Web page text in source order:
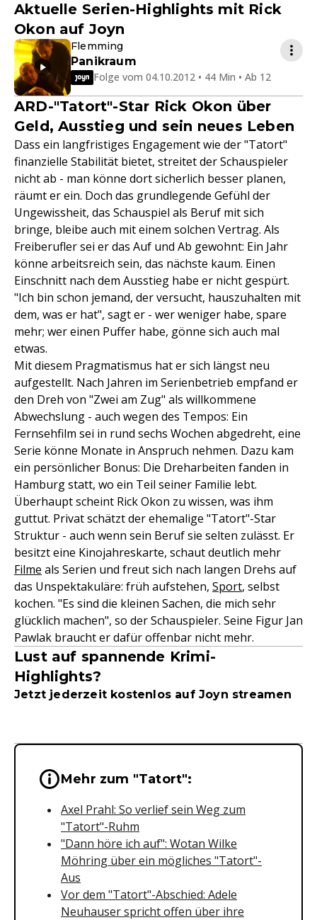
Aktuelle Serien-Highlights mit Rick
Okon auf Joyn
Flemming
Panikraum
Folge vom 04.10.2012 • 44 Min • Ab 12
ARD-"Tatort"-Star Rick Okon über
Geld, Ausstieg und sein neues Leben
Dass ein langfristiges Engagement wie der "Tatort"
finanzielle Stabilität bietet, streitet der Schauspieler
nicht ab - man könne dort sicherlich besser planen,
räumt er ein. Doch das grundlegende Gefühl der
Ungewissheit, das Schauspiel als Beruf mit sich
bringe, bleibe auch mit einem solchen Vertrag. Als
Freiberufler sei er das Auf und Ab gewohnt: Ein Jahr
könne arbeitsreich sein, das nächste kaum. Einen
Einschnitt nach dem Ausstieg habe er nicht gespürt.
"Ich bin schon jemand, der versucht, hauszuhalten mit
dem, was er hat", sagt er - wer weniger habe, spare
mehr; wer einen Puffer habe, gönne sich auch mal
etwas.
Mit diesem Pragmatismus hat er sich längst neu
aufgestellt. Nach Jahren im Serienbetrieb empfand er
den Dreh von "Zwei am Zug" als willkommene
Abwechslung - auch wegen des Tempos: Ein
Fernsehfilm sei in rund sechs Wochen abgedreht, eine
Serie könne Monate in Anspruch nehmen. Dazu kam
ein persönlicher Bonus: Die Dreharbeiten fanden in
Hamburg statt, wo ein Teil seiner Familie lebt.
Überhaupt scheint Rick Okon zu wissen, was ihm
guttut. Privat schätzt der ehemalige "Tatort"-Star
Struktur - auch wenn sein Beruf sie selten zulässt. Er
besitzt eine Kinojahres­karte, schaut deutlich mehr
Filme als Serien und freut sich nach langen Drehs auf
das Unspektakuläre: früh aufstehen, Sport, selbst
kochen. "Es sind die kleinen Sachen, die mich sehr
glücklich machen", so der Schauspieler. Seine Figur Jan
Pawlak braucht er dafür offenbar nicht mehr.
Lust auf spannende Krimi-
Highlights?
Jetzt jederzeit kostenlos auf Joyn streamen
Wichtige Hinweise &
Mehr zum "Tatort":
Axel Prahl: So verlief sein Weg zum
"Tatort"-Ruhm
"Dann höre ich auf": Wotan Wilke
Möhring über ein mögliches "Tatort"-
Aus
Vor dem "Tatort"-Abschied: Adele
Neuhauser spricht offen über ihre